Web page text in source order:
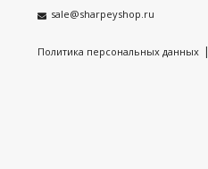
sale@sharpeyshop.ru
Политика персональных данных |